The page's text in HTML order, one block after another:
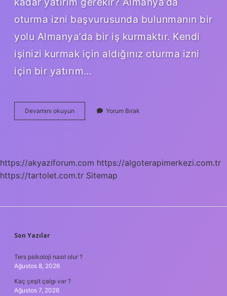
oturma izni başvurusunda bulunmanın bir
yolu Almanya’da bir iş kurmaktır. Kendi
işinizi kurmak için aldığınız oturma izni
için bir yatırım…
Devamını okuyun Almanlar
Neye
Yorum Bırak
https://akyaziforum.com https://algoterapimerkezi.com.tr
https://tartolet.com.tr Sitemap
SIDEBAR
Son Yazılar
Ters psikoloji nasıl olur ?
Ağustos 8, 2026
Kaç çeşit çalgı var ?
Ağustos 7, 2026